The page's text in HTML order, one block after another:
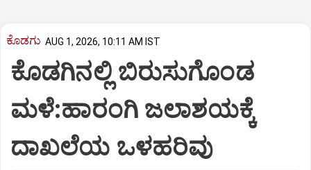
ಕೊಡಗು AUG 1, 2026, 10:11 AM IST
ಕೊಡಗಿನಲ್ಲಿ ಬಿರುಸುಗೊಂಡ
ಮಳೆ:ಹಾರಂಗಿ ಜಲಾಶಯಕ್ಕೆ
ದಾಖಲೆಯ ಒಳಹರಿವು